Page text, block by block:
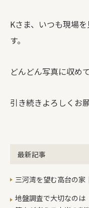
Kさま、いつも現場
す。
どんどん写真に収め
引き続きよろしくお
最新記事
三河湾を望む高台の
地盤調査で大切なのは